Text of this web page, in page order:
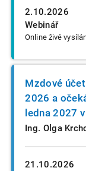
2.10.2026
Webinář
Online živé
21.10.2026
Mzdové
2026 a
ledna 2027
Ing. Olga